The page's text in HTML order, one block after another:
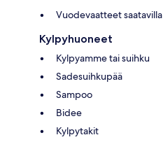
Vuodevaatteet saatavilla
Kylpyhuoneet
Kylpyamme tai suihku
Sadesuihkupää
Sampoo
Bidee
Kylpytakit